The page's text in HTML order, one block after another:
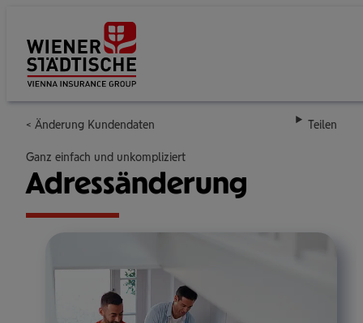
Änderung Kundendaten Teilen
Ganz einfach und unkompliziert
Adress­än­de­rung